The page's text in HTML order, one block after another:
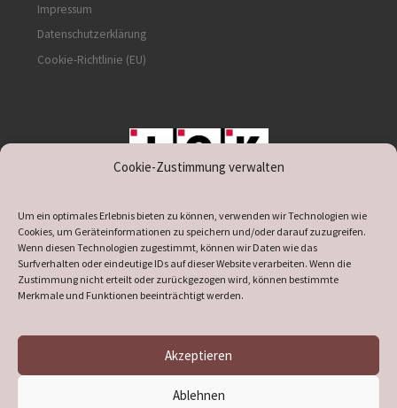
Cookie-Zustimmung verwalten
Um ein optimales Erlebnis bieten zu können, verwenden wir Technologien wie
Cookies, um Geräteinformationen zu speichern und/oder darauf zuzugreifen.
Wenn diesen Technologien zugestimmt, können wir Daten wie das
Surfverhalten oder eindeutige IDs auf dieser Website verarbeiten. Wenn die
Zustimmung nicht erteilt oder zurückgezogen wird, können bestimmte
Merkmale und Funktionen beeinträchtigt werden.
Akzeptieren
Ablehnen
Impressum
Datenschutzerklärung
Cookie-Richtlinie (EU)
supporte
d by
IT
Heimatverein Verl– Alle Rechte vorbehalten